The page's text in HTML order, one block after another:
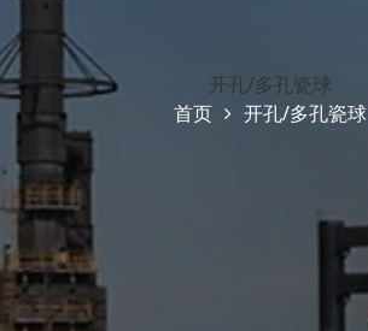
开孔/多孔瓷球
首页
开孔/多孔瓷球